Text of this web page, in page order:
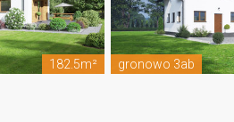
182.5m² gronowo 3ab